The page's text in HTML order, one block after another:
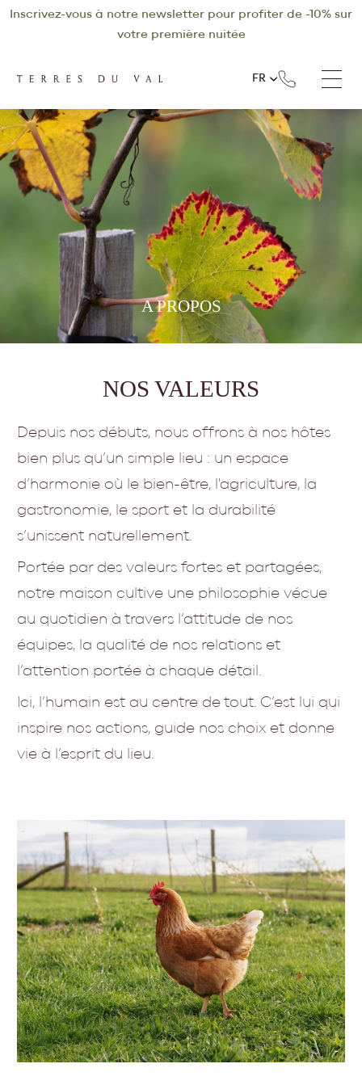
Inscrivez-vous à notre newsletter pour profiter de -10% sur
votre première nuitée
FR
A PROPOS
NOS VALEURS
Depuis nos débuts, nous offrons à nos hôtes
bien plus qu’un simple lieu : un espace
d’harmonie où le bien-être, l'agriculture, la
gastronomie, le sport et la durabilité
s’unissent naturellement.
Portée par des valeurs fortes et partagées,
notre maison cultive une philosophie vécue
au quotidien à travers l’attitude de nos
équipes, la qualité de nos relations et
l’attention portée à chaque détail.
Ici, l’humain est au centre de tout. C’est lui qui
inspire nos actions, guide nos choix et donne
vie à l’esprit du lieu.